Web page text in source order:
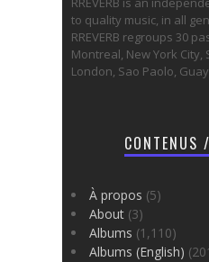
to quality music, in all
RREVERB regroups 30
Montreal, New York City,
London, Sao Paolo,
CONTENUS
À propos (5)
About (3)
Albums (1,110)
Albums (English)